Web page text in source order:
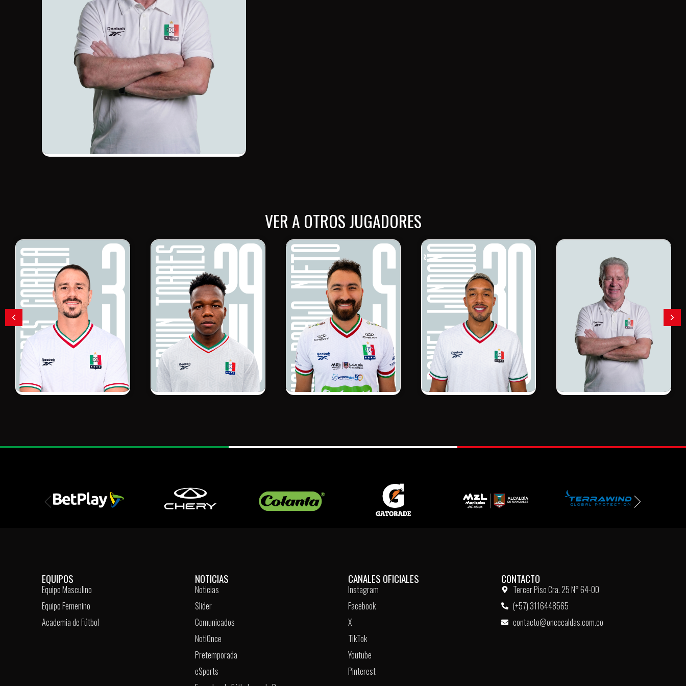
VER A OTROS JUGADORES
EQUIPOS
Equipo Masculino
Equipo Femenino
Academia de Fútbol
NOTICIAS
Noticias
Slider
Comunicados
NotiOnce
Pretemporada
eSports
CANALES OFICIALES
Instagram
Facebook
X
TikTok
Youtube
Pinterest
CONTACTO
Tercer Piso Cra. 25 N° 64-00
(+57) 3116448565
contacto@oncecaldas.com.co